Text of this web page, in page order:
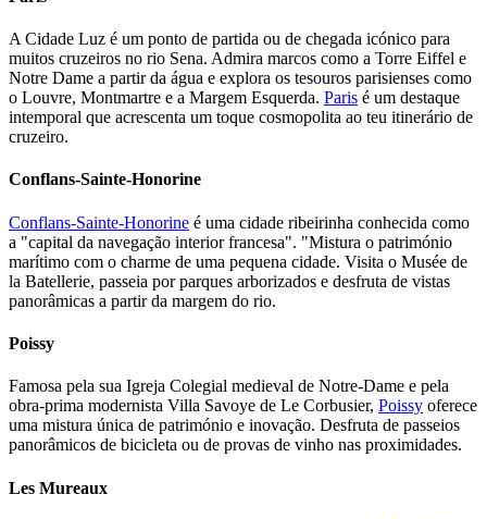
A Cidade Luz é um ponto de partida ou de chegada icónico para
muitos cruzeiros no rio Sena. Admira marcos como a Torre Eiffel e
Notre Dame a partir da água e explora os tesouros parisienses como
o Louvre, Montmartre e a Margem Esquerda. Paris é um destaque
intemporal que acrescenta um toque cosmopolita ao teu itinerário de
cruzeiro.
Conflans-Sainte-Honorine
Conflans-Sainte-Honorine é uma cidade ribeirinha conhecida como
a "capital da navegação interior francesa". "Mistura o património
marítimo com o charme de uma pequena cidade. Visita o Musée de
la Batellerie, passeia por parques arborizados e desfruta de vistas
panorâmicas a partir da margem do rio.
Poissy
Famosa pela sua Igreja Colegial medieval de Notre-Dame e pela
obra-prima modernista Villa Savoye de Le Corbusier, Poissy oferece
uma mistura única de património e inovação. Desfruta de passeios
panorâmicos de bicicleta ou de provas de vinho nas proximidades.
Les Mureaux